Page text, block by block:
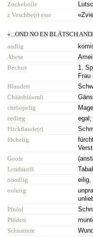
Zockebolle
z Veschbe(r) esse
«...OND NO EN BLÄTSCH
aadlig
Äbese
Bechue
1.
Frau
Blauderi
Chääsblüemli
chrööpelig
eeding
egal;
Flickflaude(r)
föchelig
Goofe
Lendaueli
noodlig
eilig,
ooleiig
Pfnösl
Pföderi
Schnattere